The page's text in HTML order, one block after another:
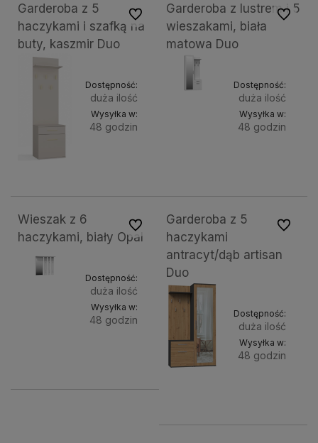
Garderoba z 5
haczykami i szafką na
buty, kaszmir Duo
Dostępność:
duża ilość
Wysyłka w:
48 godzin
Do ulubionychGarderoba z lustrem i 5
wieszakami, biała
matowa Duo
Dostępność:
duża ilość
Wysyłka w:
48 godzin
Do
Wieszak z 6
haczykami, biały Opal
Dostępność:
duża ilość
Wysyłka w:
48 godzin
Do ulubionychGarderoba z 5
haczykami
antracyt/dąb artisan
Duo
Dostępność:
duża ilość
Wysyłka w:
48 godzin
Do